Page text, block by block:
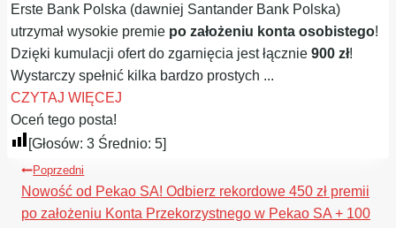
Erste Bank Polska (dawniej Santander Bank Polska)
utrzymał wysokie premie po założeniu konta osobistego!
Dzięki kumulacji ofert do zgarnięcia jest łącznie900 zł!
Wystarczy spełnić kilka bardzo prostych ...
CZYTAJ WIĘCEJ
Oceń tego posta!
[Głosów:3 Średnio:5]
Nawigacja
wpisu
Poprzedni
Nowość od Pekao SA! Odbierz rekordowe 450 zł premii
po założeniu Konta Przekorzystnego w Pekao SA + 100